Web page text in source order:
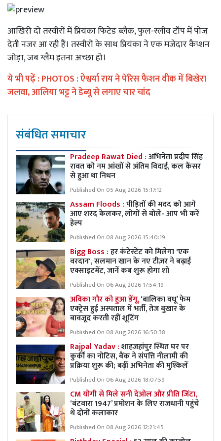
आखिरी दो तस्वीरों में प्रियंका फिटेड ब्लैक, फुल-स्लीव टॉप में पोज
देती नजर आ रही हैं। तस्वीरों के साथ प्रियंका ने एक मजेदार कैप्शन
जोड़ा, जब ग्लैम इतना अच्छा हो।
ये भी पढ़ें :PHOTOS : ऐश्वर्या राय ने पेरिस फैशन वीक में बिखेरा
जलवा, आलिया भट्ट ने डेब्यू से लगाए चार चांद
संबंधित समाचार
Pradeep Rawat Died :अभिनेता प्रदीप सिंह
रावत को नम आंखों से अंतिम विदाई, कल कैंसर
से हुआ था निधन
Published On 05 Aug 2026 15:17:12
Assam Floods :पीड़ितों की मदद को आगे
आए शरद केलकर, लोगों से बोले- आप भी करें
हेल्प
Published On 08 Aug 2026 15:40:19
Bigg Boss :हर कंटेस्टेंट को मिलेगा 'एक
वरदान', सलमान खान के नए टीज़र ने बढ़ाई
एक्साइटमेंट, जानें कब शुरू होगा शो
Published On 06 Aug 2026 17:54:19
अविका गौर को हुआ डेंगू,‘बालिका वधू’ फेम
एक्ट्रेस हुई अस्पताल में भर्ती, तेज बुखार के
बावजूद करती रहीं शूटिंग
Published On 08 Aug 2026 16:50:38
Rajpal Yadav :शाहजहांपुर स्थित घर पर
कुर्की का नोटिस, बैंक ने संपत्ति नीलामी की
प्रक्रिया शुरू की; बढ़ीं अभिनेता की मुश्किलें
Published On 06 Aug 2026 18:07:59
CM योगी से मिले सनी देओल और प्रीति जिंटा,
‘बंटवारा 1947’ प्रमोशन के लिए राजधानी पहुंचे
थे दोनों कलाकार
Published On 08 Aug 2026 12:21:45